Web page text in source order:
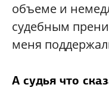
объеме и
судебным
меня
А судья что